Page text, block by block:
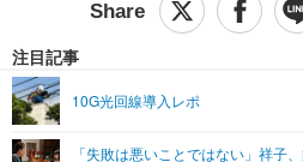
ショッピング
エンタメTOP
ライフTOP
リリース一覧
プッシュ通知の停止方法
注目記事
10G光回線導入レポ
「失敗は悪いことではない」祥子